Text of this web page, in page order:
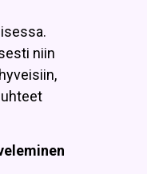
niin